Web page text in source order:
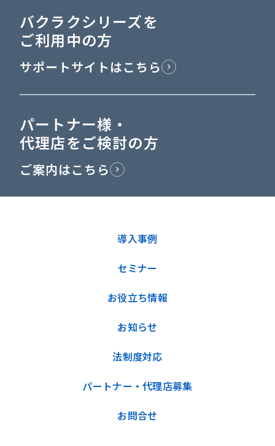
バクラクシリーズを
ご利用中の方
サポートサイトはこちら
パートナー様・
代理店をご検討の方
ご案内はこちら
導入事例
セミナー
お役立ち情報
お知らせ
法制度対応
パートナー・代理店募集
お問合せ